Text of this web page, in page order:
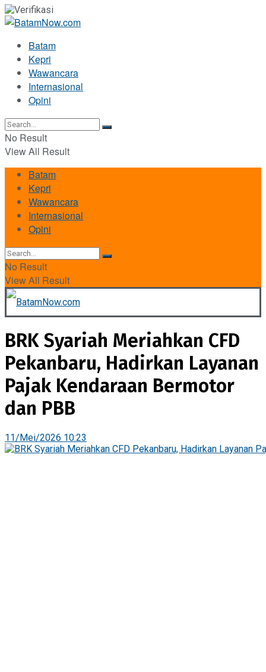
Batam
Kepri
Wawancara
Internasional
Opini
No Result
View All Result
Batam
Kepri
Wawancara
Internasional
Opini
No Result
View All Result
BRK Syariah Meriahkan CFD
Pekanbaru, Hadirkan Layanan
Pajak Kendaraan Bermotor
dan PBB
11/Mei/2026 10:23